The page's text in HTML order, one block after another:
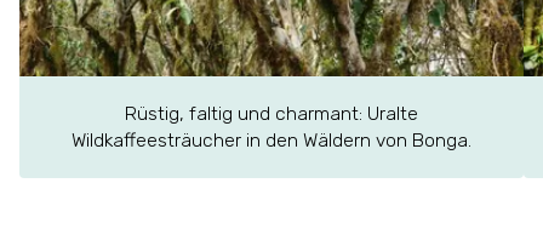
Rüstig, faltig und charmant: Uralte
Wildkaffeesträucher in den Wäldern von Bonga.